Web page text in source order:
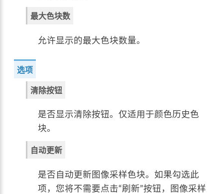
最大色块数
允许显示的最大色块数量。
选项
清除按钮
是否显示清除按钮。仅适用于颜色历史色
块。
自动更新
是否自动更新图像采样色块。如果勾选此
项，您将不需要点击“刷新”按钮，图像采样